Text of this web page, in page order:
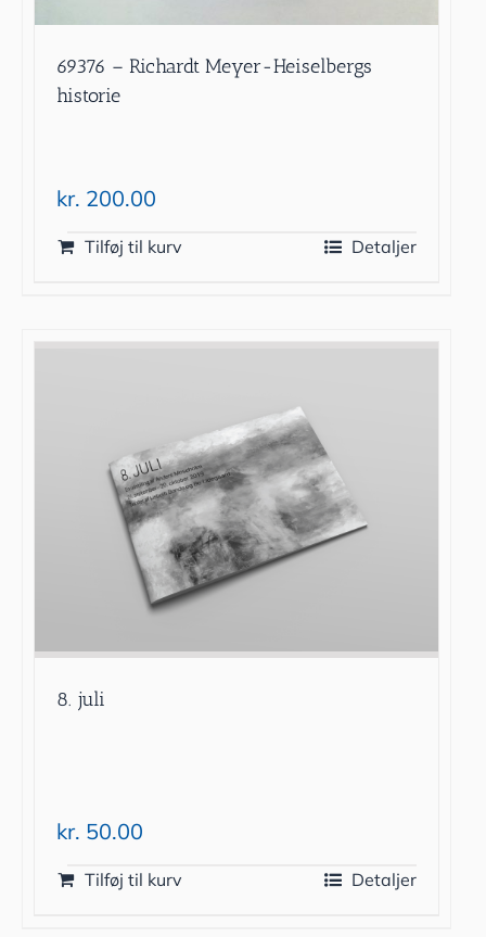
69376 – Richardt Meyer-Heiselbergs
historie
kr. 200.00
Tilføj til kurv Detaljer
8. juli
kr. 50.00
Tilføj til kurv Detaljer